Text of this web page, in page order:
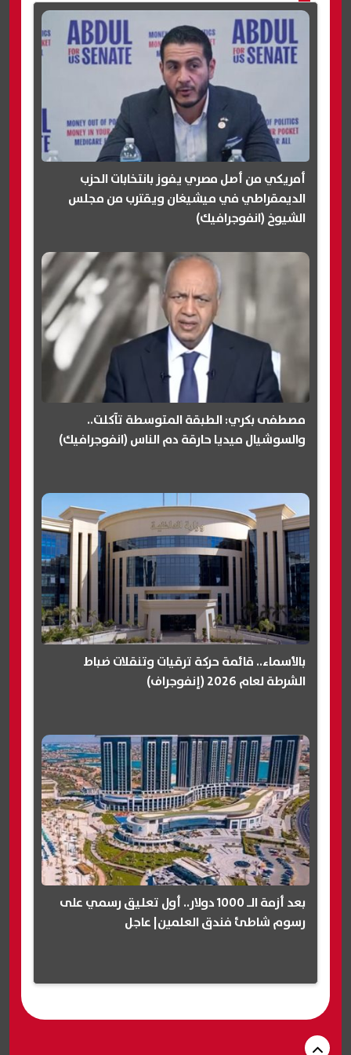
أمريكي من أصل مصري يفوز بانتخابات الحزب
الديمقراطي في ميشيغان ويقترب من مجلس
الشيوخ (انفوجرافيك)
مصطفى بكري: الطبقة المتوسطة تآكلت..
والسوشيال ميديا حارقة دم الناس (انفوجرافيك)
بالأسماء.. قائمة حركة ترقيات وتنقلات ضباط
الشرطة لعام 2026 (إنفوجراف)
بعد أزمة الـ 1000 دولار.. أول تعليق رسمي على
رسوم شاطئ فندق العلمين| عاجل